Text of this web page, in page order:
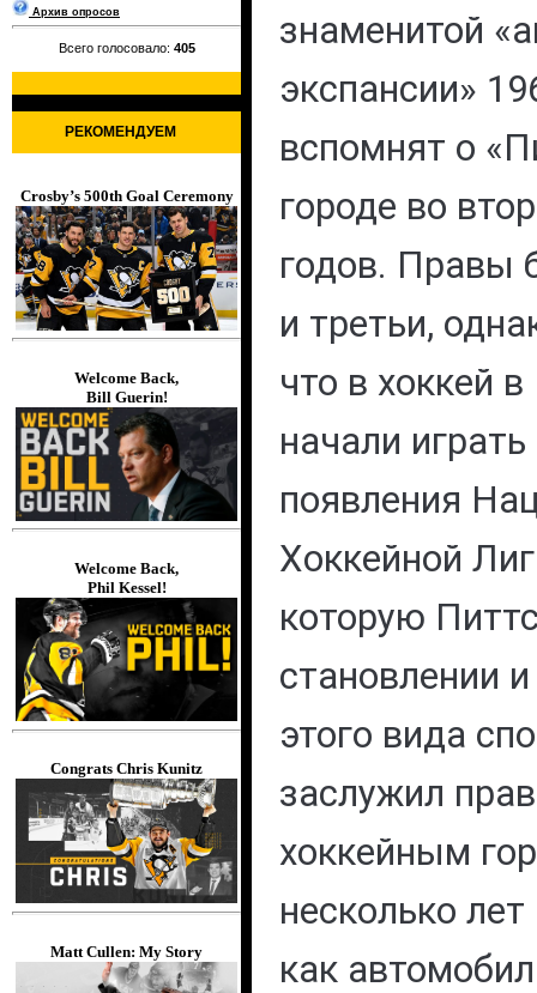
Архив опросов
Всего голосовало: 405
РЕКОМЕНДУЕМ
Crosby’s 500th Goal Ceremony
Welcome Back,
Bill Guerin!
Welcome Back,
Phil Kessel!
Congrats Chris Kunitz
Matt Cullen: My Story
знаменитой
экспансии»
вспомнят о
городе во
годов. Правы
и третьи,
что в хоккей
начали
появления
Хоккейной
которую
становлении
этого вида
заслужил
хоккейным
несколько
как